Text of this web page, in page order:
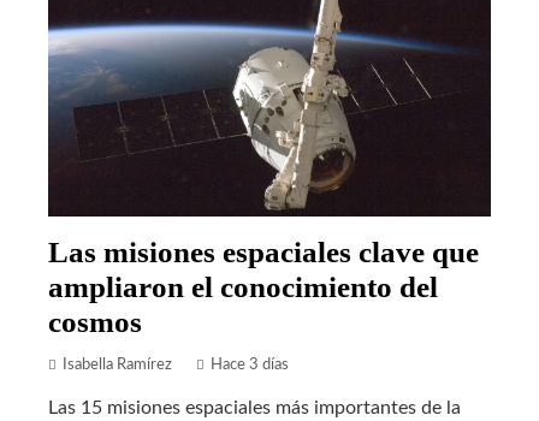
Las misiones espaciales clave que
ampliaron el conocimiento del
cosmos
Isabella Ramírez Hace 3 días
Las 15 misiones espaciales más importantes de la